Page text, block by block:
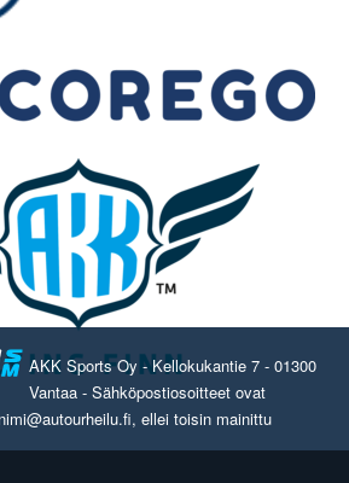
AKK Sports Oy - Kellokukantie 7 - 01300
Vantaa - Sähköpostiosoitteet ovat
ellei toisin mainittu